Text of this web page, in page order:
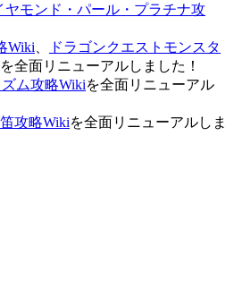
ヤモンド・パール・プラチナ攻
Wiki
ドラゴンクエストモンスタ
を全面リニューアルしました！
ム攻略Wikiを全面リニューアル
攻略Wikiを全面リニューアルしま